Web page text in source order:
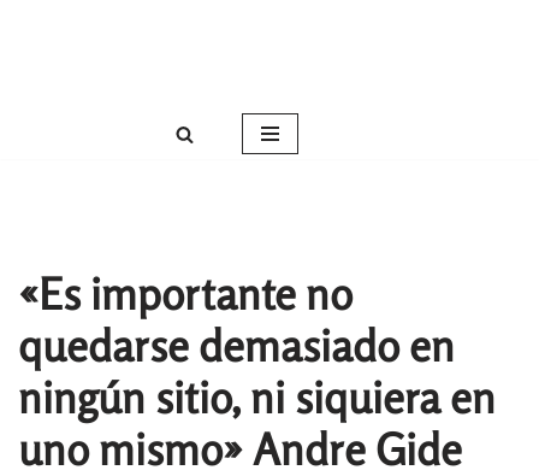
«Es importante no
quedarse demasiado en
ningún sitio, ni siquiera en
uno mismo» Andre Gide